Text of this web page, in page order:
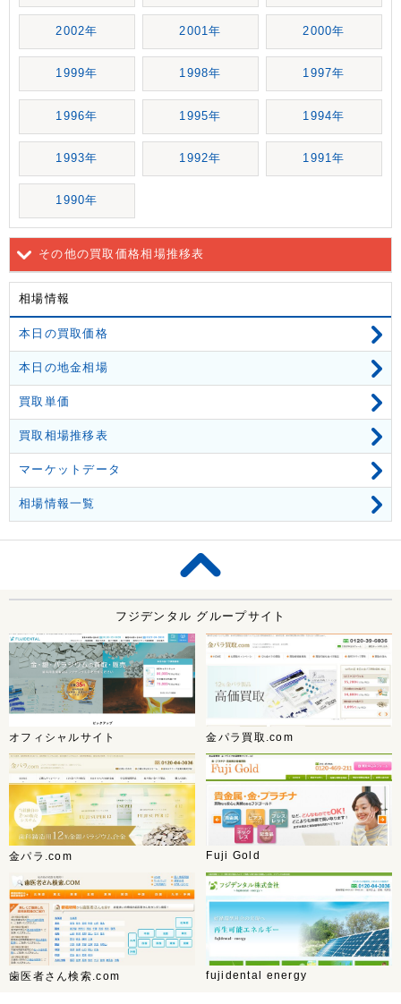
2002年 2001年 2000年
1999年 1998年 1997年
1996年 1995年 1994年
1993年 1992年 1991年
1990年
その他の買取価格相場推移表
相場情報
本日の買取価格
本日の地金相場
買取単価
買取相場推移表
マーケットデータ
相場情報一覧
フジデンタル グループサイト
オフィシャルサイト 金パラ買取.com
金パラ.com Fuji Gold
歯医者さん検索.com fujidental energy